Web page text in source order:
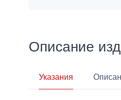
Описание
Указания